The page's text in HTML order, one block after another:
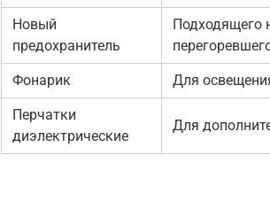
Новый
предохранитель
Подходящего
Фонарик Для
Перчатки
диэлектрические
Для